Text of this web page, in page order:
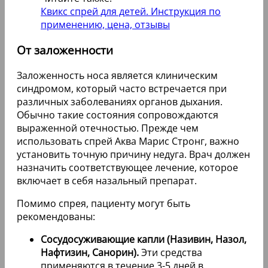
Квикс спрей для детей. Инструкция по
применению, цена, отзывы
От заложенности
Заложенность носа является клиническим
синдромом, который часто встречается при
различных заболеваниях органов дыхания.
Обычно такие состояния сопровождаются
выраженной отечностью. Прежде чем
использовать спрей Аква Марис Стронг, важно
установить точную причину недуга. Врач должен
назначить соответствующее лечение, которое
включает в себя назальный препарат.
Помимо спрея, пациенту могут быть
рекомендованы:
Сосудосуживающие капли (Називин, Назол,
Нафтизин, Санорин).Эти средства